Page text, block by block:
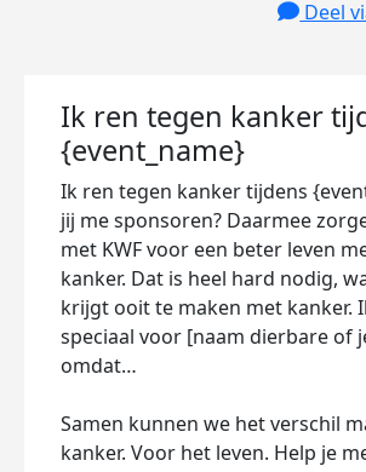
Deel
Ik ren tegen kanker
{event_name}
Ik ren tegen kanker tijdens
jij me sponsoren? Daarmee
met KWF voor een beter leven
kanker. Dat is heel hard nodig,
krijgt ooit te maken met kanker.
speciaal voor [naam dierbare of
omdat…
Samen kunnen we het verschil
kanker. Voor het leven. Help je